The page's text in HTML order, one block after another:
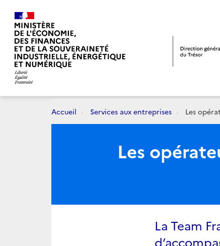
Accueil Services aux entreprises Les
Les
La Team